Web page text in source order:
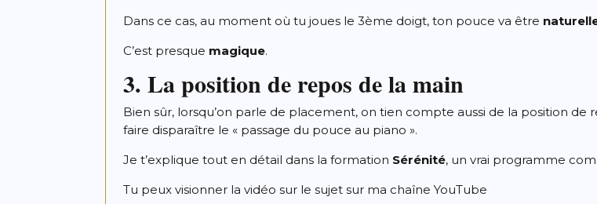
Dans ce cas, au moment où tu joues le 3ème doigt, ton pouce va être
C’est presque magique.
3. La position de repos de la main
Bien sûr, lorsqu’on parle de placement, on tien compte aussi de la position
faire disparaître le « passage du pouce au piano ».
Je t’explique tout en détail dans la formation Sérénité, un vrai programme
Tu peux visionner la vidéo sur le sujet sur ma chaîne YouTube